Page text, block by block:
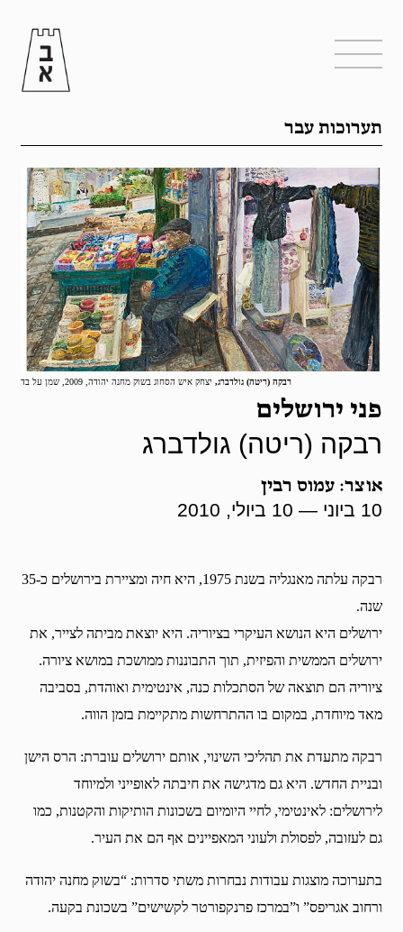
תערוכות עבר
רבקה (ריטה) גולדברג, יצחק איש הסחוג בשוק מחנה יהודה, 2009, שמן על בד
פני ירושלים
רבקה (ריטה) גולדברג
אוצר: עמוס רבין
10 ביוני — 10 ביולי, 2010
רבקה עלתה מאנגליה בשנת 1975, היא חיה ומציירת בירושלים כ-35
שנה.
ירושלים היא הנושא העיקרי בציוריה. היא יוצאת מביתה לצייר, את
ירושלים הממשית והפיזית, תוך התבוננות ממושכת במושא ציורה.
ציוריה הם תוצאה של הסתכלות כנה, אינטימית ואוהדת, בסביבה
מאד מיוחדת, במקום בו ההתרחשות מתקיימת בזמן הווה.
רבקה מתעדת את תהליכי השינוי, אותם ירושלים עוברת: הרס הישן
ובניית החדש. היא גם מדגישה את חיבתה לאופייני ולמיוחד
לירושלים: לאינטימי, לחיי היומיום בשכונות הותיקות והקטנות, כמו
גם לעזובה, לפסולת ולעוני המאפיינים אף הם את העיר.
בתערוכה מוצגות עבודות נבחרות משתי סדרות: “בשוק מחנה יהודה
ורחוב אגריפס” ו”במרכז פרנקפורטר לקשישים” בשכונת בקעה.